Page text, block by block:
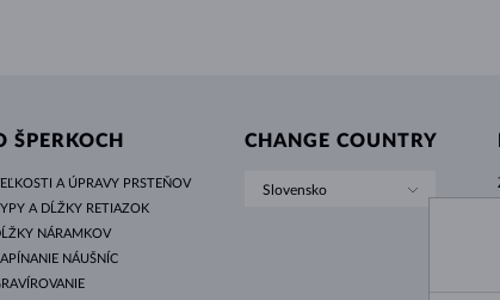
ŠPERKOCH
A ÚPRAVY PRSTEŇOV
A DĹŽKY RETIAZOK
NÁRAMKOV
NÁUŠNÍC
CHANGE COUNTRY
Slovensko